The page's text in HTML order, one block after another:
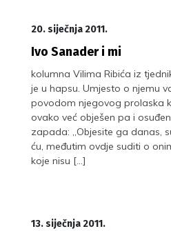
20. siječnja 2011.
Ivo Sanader i mi
kolumna Vilima Ribića iz
je u hapsu. Umjesto o njemu
povodom njegovog prolaska
ovako već obješen pa i
zapada: „Objesite ga danas,
ću, međutim ovdje suditi o
koje nisu […]
13. siječnja 2011.